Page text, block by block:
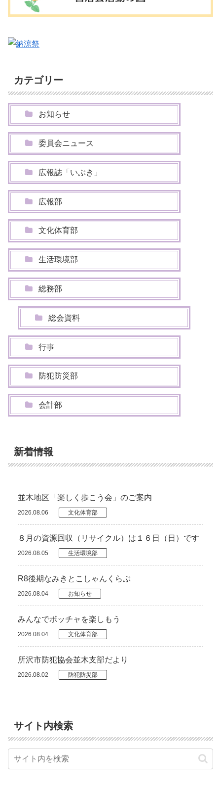
カテゴリー
お知らせ
委員会ニュース
広報誌「いぶき」
広報部
文化体育部
生活環境部
総務部
総会資料
行事
防犯防災部
会計部
新着情報
並木地区「楽しく歩こう会」のご案内
2026.08.06 文化体育部
８月の資源回収（リサイクル）は１６日（日）です
2026.08.05 生活環境部
R8後期なみきとこしゃんくらぶ
2026.08.04 お知らせ
みんなでボッチャを楽しもう
2026.08.04 文化体育部
所沢市防犯協会並木支部だより
2026.08.02 防犯防災部
サイト内検索